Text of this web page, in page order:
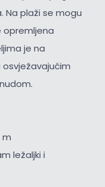
Na plaži se mogu
opremljena
je na
m
ležaljki i